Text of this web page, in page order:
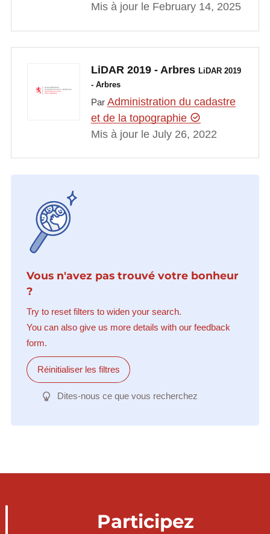
Mis à jour le February 14, 2025
LiDAR 2019 - Arbres LiDAR 2019
- Arbres
Par Administration du cadastre
et de la topographie
Mis à jour le July 26, 2022
Vous n'avez pas trouvé votre bonheur
?
Try to reset filters to widen your search.
You can also give us more details with our feedback
form.
Réinitialiser les filtres
Dites-nous ce que vous recherchez
Participez